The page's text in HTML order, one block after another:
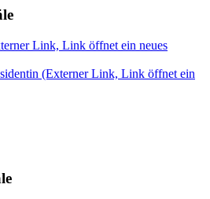
Link, Link öffnet ein neues
(Externer Link, Link öffnet ein